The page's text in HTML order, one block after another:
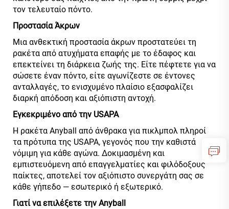
τον τελευταίο πόντο.
Προστασία Άκρων
Μια ανθεκτική προστασία άκρων προστατεύει τη
ρακέτα από ατυχήματα επαφής με το έδαφος και
επεκτείνει τη διάρκεια ζωής της. Είτε πέφτετε για να
σώσετε έναν πόντο, είτε αγωνίζεστε σε έντονες
ανταλλαγές, το ενισχυμένο πλαίσιο εξασφαλίζει
διαρκή απόδοση και αξιόπιστη αντοχή.
Εγκεκριμένο από την USAPA
Η ρακέτα Anyball από άνθρακα για πικλμπολ πληροί
τα πρότυπα της USAPA, γεγονός που την καθιστά
νόμιμη για κάθε αγώνα. Δοκιμασμένη και
εμπιστευόμενη από επαγγελματίες και φιλόδοξους
παίκτες, αποτελεί τον αξιόπιστο συνεργάτη σας σε
κάθε γήπεδο — εσωτερικό ή εξωτερικό.
Γιατί να επιλέξετε την Anyball